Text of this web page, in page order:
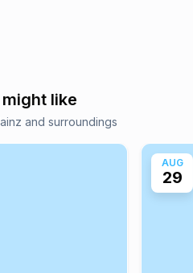
like
and surroundings
AUG
29